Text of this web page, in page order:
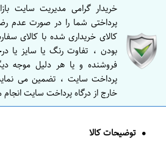
خریدار گرامی مدیریت سایت
پرداختی شما را در صورت عدم
کالای خریداری شده با کالای
بودن ، تفاوت رنگ یا سایز یا
فروشنده و یا هر دلیل موجه
پرداخت سایت ، تضمین می
خارج از درگاه پرداخت سایت
توضیحات کالا